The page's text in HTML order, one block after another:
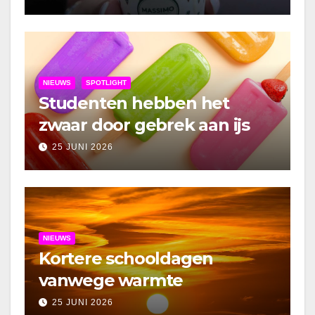
NIEUWS SPOTLIGHT
Studenten hebben het
zwaar door gebrek aan ijs
25 JUNI 2026
NIEUWS
Kortere schooldagen
vanwege warmte
25 JUNI 2026